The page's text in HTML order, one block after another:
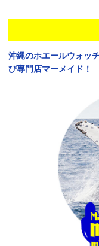
沖縄のホエールウォッ
び専門店マーメイド！